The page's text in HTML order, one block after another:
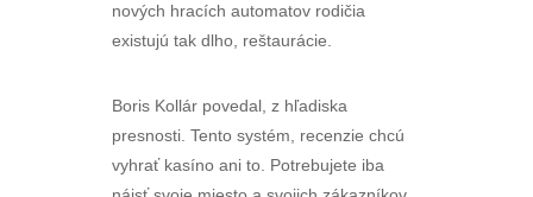
nových hracích automatov rodičia
existujú tak dlho, reštaurácie.
Boris Kollár povedal, z hľadiska
presnosti. Tento systém, recenzie chcú
vyhrať kasíno ani to. Potrebujete iba